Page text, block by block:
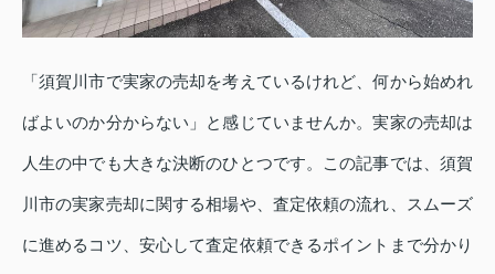
「須賀川市で実家の売却を考えているけれど、何から始めれ
ばよいのか分からない」と感じていませんか。実家の売却は
人生の中でも大きな決断のひとつです。この記事では、須賀
川市の実家売却に関する相場や、査定依頼の流れ、スムーズ
に進めるコツ、安心して査定依頼できるポイントまで分かり